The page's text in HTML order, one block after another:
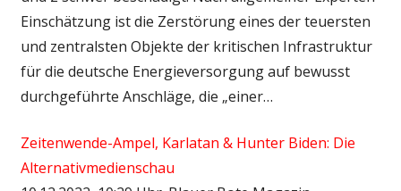
Einschätzung ist die Zerstörung eines der teuersten
und zentralsten Objekte der kritischen Infrastruktur
für die deutsche Energieversorgung auf bewusst
durchgeführte Anschläge, die „einer…
Zeitenwende-Ampel, Karlatan & Hunter Biden: Die
Alternativmedienschau